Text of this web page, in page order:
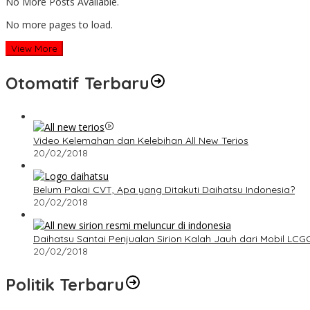
No more pages to load.
View More
Otomatif Terbaru
Video Kelemahan dan Kelebihan All New Terios
20/02/2018
Belum Pakai CVT, Apa yang Ditakuti Daihatsu Indonesia?
20/02/2018
Daihatsu Santai Penjualan Sirion Kalah Jauh dari Mobil
20/02/2018
Politik Terbaru